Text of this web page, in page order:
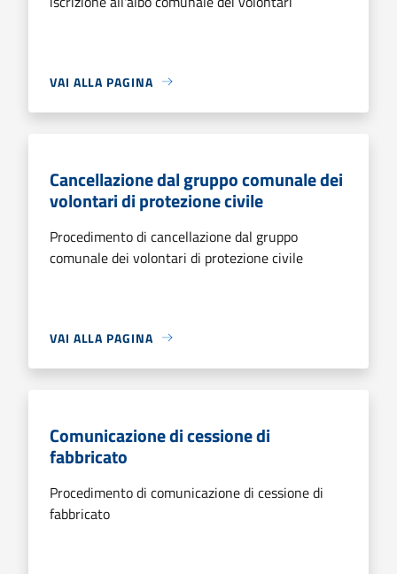
VAI ALLA PAGINA
Cancellazione dal gruppo comunale dei
volontari di protezione civile
Procedimento di cancellazione dal gruppo
comunale dei volontari di protezione civile
VAI ALLA PAGINA
Comunicazione di cessione di
fabbricato
Procedimento di comunicazione di cessione di
fabbricato